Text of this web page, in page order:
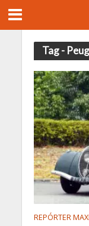
Tag -
REPÓRTER